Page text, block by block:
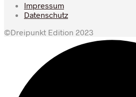
Impressum
Datenschutz
©Dreipunkt Edition 2023